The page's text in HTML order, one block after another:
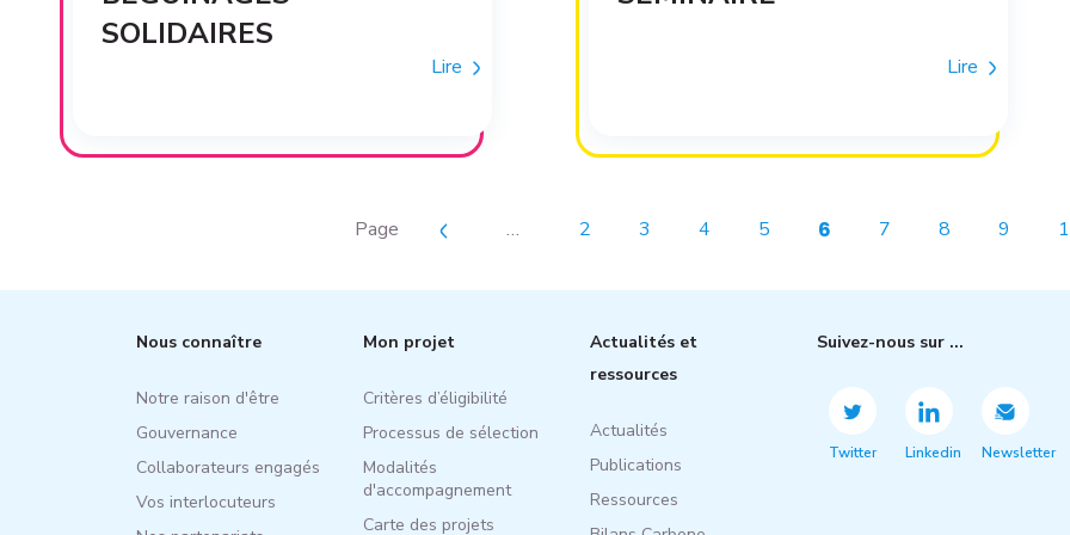
SOLIDAIRES
Lire Lire
Page … Page
2 Page
3 Page
4 Page
5 Current page
6 Page
7 Page
8 Page
9
Nous connaître
Notre raison d'être
Gouvernance
Collaborateurs engagés
Vos interlocuteurs
Mon projet
Critères d’éligibilité
Processus de sélection
Modalités
d'accompagnement
Carte des projets
Actualités et
ressources
Actualités
Publications
Ressources
Suivez-nous sur ...
Twitter Linkedin Newsletter